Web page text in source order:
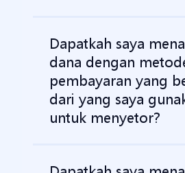
Dapatkah saya
dana dengan
pembayaran yang
dari yang saya
untuk menyetor?